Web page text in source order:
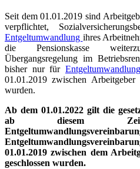
Seit dem 01.01.2019 sind
verpflichtet,
Entgeltumwandlung ihres
die Pensionskasse
Übergangsregelung im
bisher nur für
01.01.2019 zwischen Arbeitgeber
wurden.
Ab dem 01.01.2022 gilt die
ab diesem
01.01.2019 zwischen dem
geschlossen wurden.